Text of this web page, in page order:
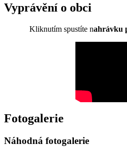
Vyprávění o obci
Kliknutím spustíte nahrávku
Fotogalerie
Náhodná fotogalerie